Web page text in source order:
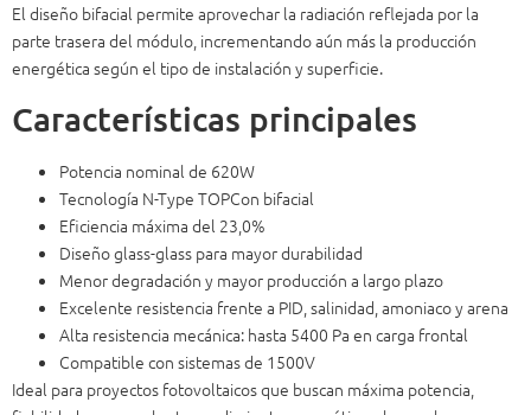
El diseño bifacial permite aprovechar la radiación reflejada por la
parte trasera del módulo, incrementando aún más la producción
energética según el tipo de instalación y superficie.
Características principales
Potencia nominal de 620W
Tecnología N-Type TOPCon bifacial
Eficiencia máxima del 23,0%
Diseño glass-glass para mayor durabilidad
Menor degradación y mayor producción a largo plazo
Excelente resistencia frente a PID, salinidad, amoniaco y arena
Alta resistencia mecánica: hasta 5400 Pa en carga frontal
Compatible con sistemas de 1500V
Ideal para proyectos fotovoltaicos que buscan máxima potencia,